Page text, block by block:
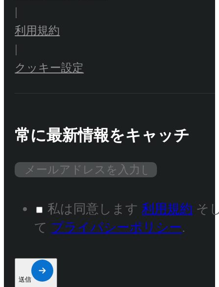
|
利用規約
|
クッキー設定
常に最新情報をキャッチ
私は同意します利用規約 そ
て プライバシーポリシー.
送信